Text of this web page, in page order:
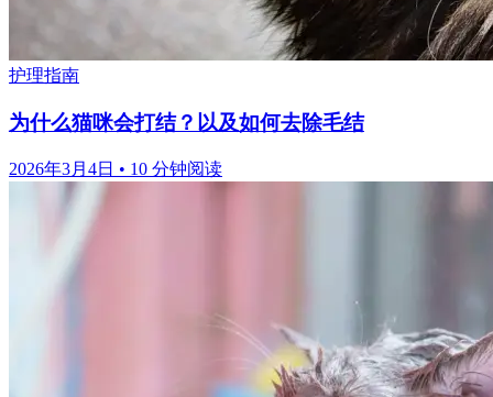
护理指南
为什么猫咪会打结？以及如何去除毛结
2026年3月4日 • 10 分钟阅读